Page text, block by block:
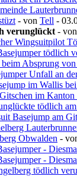
- von Tell -
verunglückt - von
Wingsuitpilot
tödlich
Absprung
Unfall an
im Wallis
im
tödlich
Basejump am
Obwalden -
-
-
tödlich